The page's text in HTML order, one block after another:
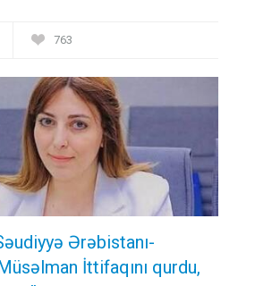
763
Ərəbistanı-
İttifaqını qurdu,